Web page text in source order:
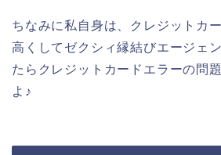
ちなみに私自身は、クレジットカ
高くしてゼクシィ縁結びエージェ
たらクレジットカードエラーの問
よ♪